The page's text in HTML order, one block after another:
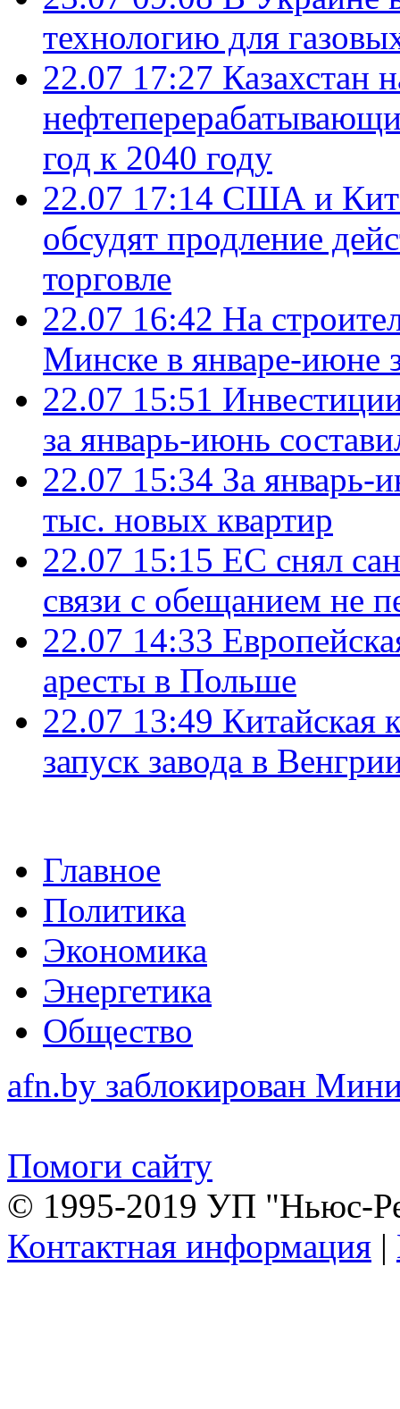
технологию для
22.07 17:27 Казахстан
год к 2040 году
22.07 17:14 США и
обсудят продление
торговле
22.07 16:42 На
Минске в январе-июне
22.07 15:51
за январь-июнь
22.07 15:34 За январь-
тыс. новых квартир
22.07 15:15 ЕС снял
связи с обещанием не
22.07 14:33
аресты в Польше
22.07 13:49 Китайская
запуск завода в
Главное
Политика
Экономика
Энергетика
Общество
afn.by заблокирован
Помоги сайту
© 1995-2019 УП "Ньюс-
Контактная информация |